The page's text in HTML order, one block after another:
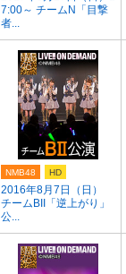
7:00～ チームN「目撃
者...
2016年8月7日（日）
チームBII「逆上がり」
公...
NMB48 HD